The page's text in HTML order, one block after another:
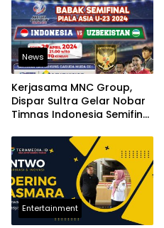
News
Kerjasama MNC Group,
Dispar Sultra Gelar Nobar
Timnas Indonesia Semifinal
Entertainment